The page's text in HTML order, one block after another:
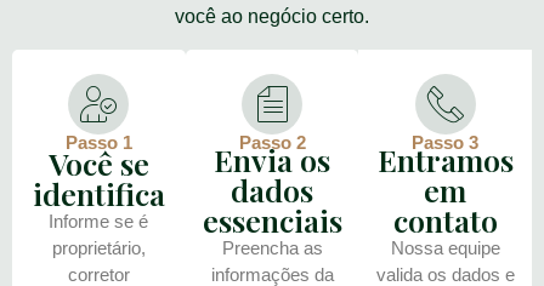
você ao negócio certo.
Passo 1
Você se
identifica
Informe se é
proprietário,
corretor
Passo 2
Envia os
dados
essenciais
Preencha as
informações da
Passo 3
Entramos
em
contato
Nossa equipe
valida os dados e